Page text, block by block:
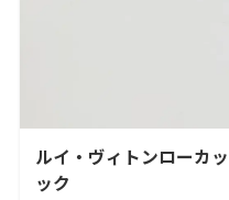
ルイ・ヴィトンローカ
ック